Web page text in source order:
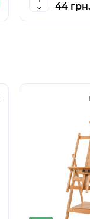
44 грн.